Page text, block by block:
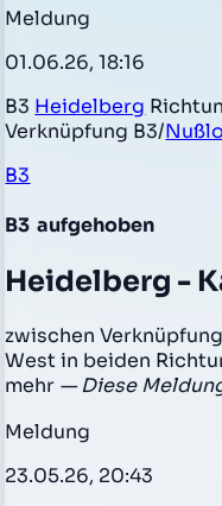
Meldung
01.06.26, 18:16
B3 Heidelberg
Verknüpfung B3/
B3
B3 aufgehoben
Heidelberg -
zwischen
West in beiden
mehr — Diese
Meldung
23.05.26, 20:43